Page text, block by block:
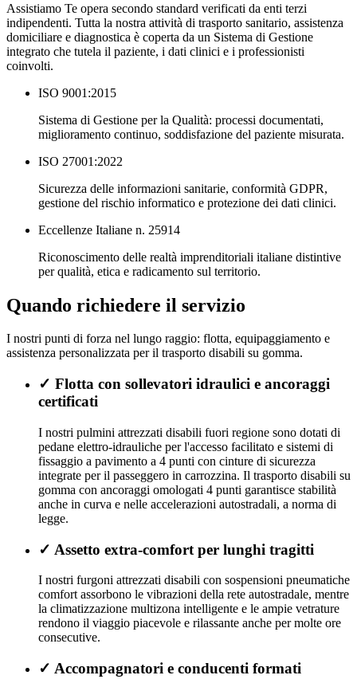
Assistiamo Te opera secondo standard verificati da enti terzi
indipendenti. Tutta la nostra attività di trasporto sanitario, assistenza
domiciliare e diagnostica è coperta da un Sistema di Gestione
integrato che tutela il paziente, i dati clinici e i professionisti
coinvolti.
ISO 9001:2015
Sistema di Gestione per la Qualità: processi documentati,
miglioramento continuo, soddisfazione del paziente misurata.
ISO 27001:2022
Sicurezza delle informazioni sanitarie, conformità GDPR,
gestione del rischio informatico e protezione dei dati clinici.
Eccellenze Italiane n. 25914
Riconoscimento delle realtà imprenditoriali italiane distintive
per qualità, etica e radicamento sul territorio.
Quando richiedere il servizio
I nostri punti di forza nel lungo raggio: flotta, equipaggiamento e
assistenza personalizzata per il trasporto disabili su gomma.
✓ Flotta con sollevatori idraulici e ancoraggi
certificati
I nostri pulmini attrezzati disabili fuori regione sono dotati di
pedane elettro-idrauliche per l'accesso facilitato e sistemi di
fissaggio a pavimento a 4 punti con cinture di sicurezza
integrate per il passeggero in carrozzina. Il trasporto disabili su
gomma con ancoraggi omologati 4 punti garantisce stabilità
anche in curva e nelle accelerazioni autostradali, a norma di
legge.
✓ Assetto extra-comfort per lunghi tragitti
I nostri furgoni attrezzati disabili con sospensioni pneumatiche
comfort assorbono le vibrazioni della rete autostradale, mentre
la climatizzazione multizona intelligente e le ampie vetrature
rendono il viaggio piacevole e rilassante anche per molte ore
consecutive.
✓ Accompagnatori e conducenti formati